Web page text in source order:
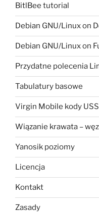
BitlBee tutorial
Debian GNU/Linux on
Debian GNU/Linux on
Przydatne polecenia
Tabulatury basowe
Virgin Mobile kody
Wiązanie krawata –
Yanosik poziomy
Licencja
Kontakt
Zasady